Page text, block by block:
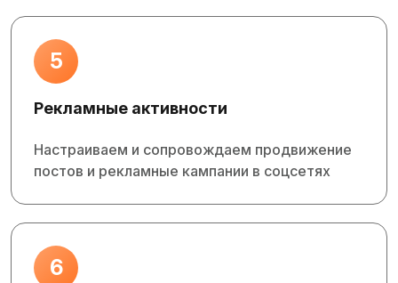
5
Рекламные активности
Настраиваем и сопровождаем продвижение
постов и рекламные кампании в соцсетях
6